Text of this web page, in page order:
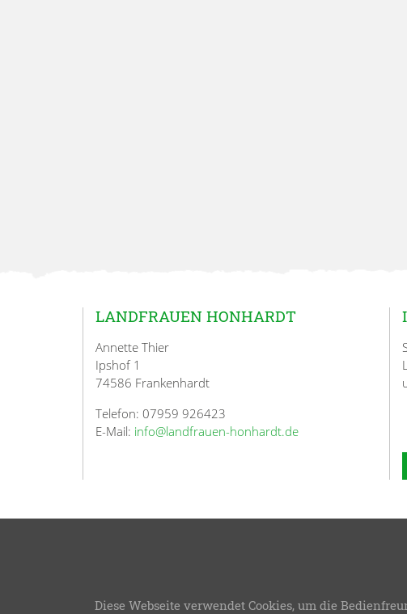
LANDFRAUEN HONHARDT
Annette Thier
Ipshof 1
74586 Frankenhardt
Telefon: 07959 926423
E-Mail: info@landfrauen-honhardt.de
LFWB Theme Version 3.8-
Diese Webseite verwendet Cookies, um die